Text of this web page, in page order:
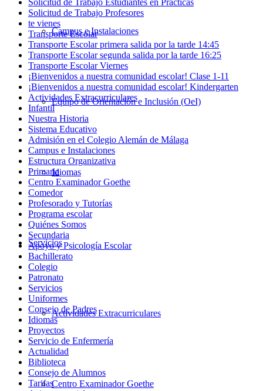
Campus e Instalaciones
Equipo de Orientación e Inclusión (OeI)
Idiomas
Servicios
Actividades Extracurriculares
Centro Examinador Goethe
Solicitud de Trabajo Profesores
te vienes
Transporte Escolar
Transporte Escolar primera salida por la tarde 14:45
Transporte Escolar segunda salida por la tarde 16:25
Transporte Escolar Viernes
¡Bienvenidos a nuestra comunidad escolar! Clase 1-11
¡Bienvenidos a nuestra comunidad escolar! Kindergarten
Actividades Extracurriculares
Infantil
Nuestra Historia
Sistema Educativo
Admisión en el Colegio Alemán de Málaga
Campus e Instalaciones
Estructura Organizativa
Primaria
Centro Examinador Goethe
Comedor
Profesorado y Tutorías
Programa escolar
Quiénes Somos
Secundaria
Apoyo y Psicología Escolar
Bachillerato
Colegio
Patronato
Servicios
Uniformes
Consejo de Padres
Idiomas
Proyectos
Servicio de Enfermería
Actualidad
Biblioteca
Consejo de Alumnos
Tarifas